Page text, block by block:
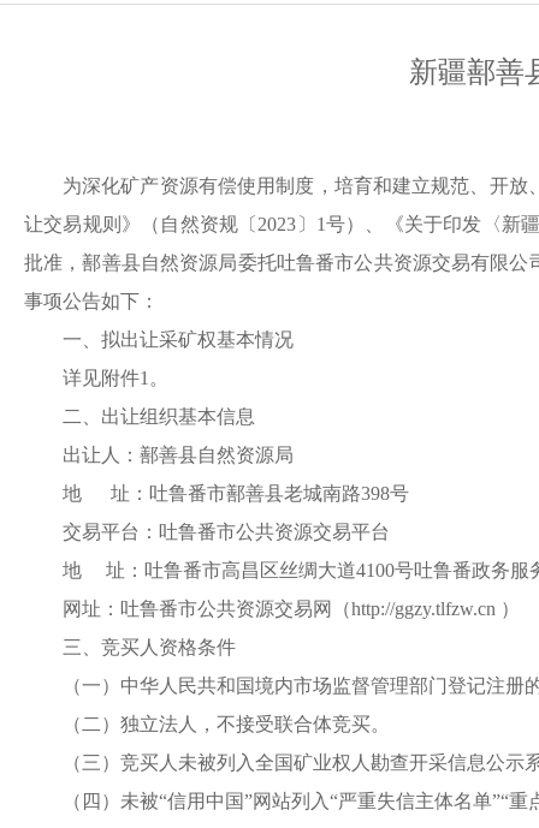
新疆鄯善
为深化矿产资源有偿使用制度，培育和建立规范、开
让交易规则》（自然资规〔 2023〕1号）、《关于印发〈新
批准，鄯善县自然资源局委托吐鲁番市公共资源交易有限公
事项公告如下：
一、拟出让采矿权基本情况
详见附件1。
二、出让组织基本信息
出让人： 鄯善县自然资源局
地
址： 吐鲁番市鄯善县老城南路398号
交易平台：吐鲁番市公共资源交易平台
地
址：吐鲁番市高昌区丝绸大道4100号吐鲁番政务服
网址：吐鲁番市公共资源交易网（http://ggzy.tlfzw.cn ）
三、竞买人资格条件
（一）中华人民共和国境内市场监督管理部门登记注册
（二）独立法人，不接受联合体竞买。
（三）竞买人 未被列入全国矿业权人勘查开采信息公示
（四）未被“信用中国”网站列入“严重失信主体名单”“